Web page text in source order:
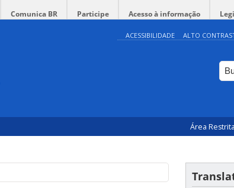
Comunica BR Participe Acesso à informação
ACESSIBILIDADE ALTO
Área Restrita